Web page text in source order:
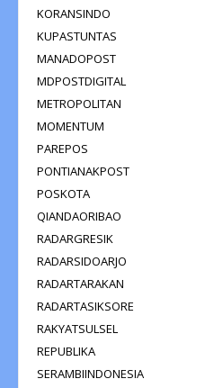
KORANSINDO
KUPASTUNTAS
MANADOPOST
MDPOSTDIGITAL
METROPOLITAN
MOMENTUM
PAREPOS
PONTIANAKPOST
POSKOTA
QIANDAORIBAO
RADARGRESIK
RADARSIDOARJO
RADARTARAKAN
RADARTASIKSORE
RAKYATSULSEL
REPUBLIKA
SERAMBIINDONESIA